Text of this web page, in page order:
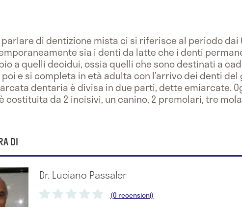
parlare di dentizione mista ci si riferisce al periodo dai
sia i denti da latte che i denti
a quelli decidui, ossia quelli che sono destinati a
e si completa in età adulta con l’arrivo dei denti
dentaria è divisa in due parti, dette emiarcate.
costituita da 2 incisivi, un canino, 2 premolari, tre
DI
Dr. Luciano Passaler
(0 recensioni)